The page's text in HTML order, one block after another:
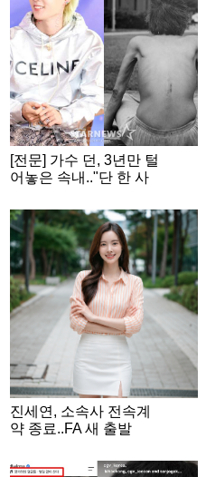
[전문] 가수 던, 3년만 털
어놓은 속내.."단 한 사
진세연, 소속사 전속계
약 종료..FA 새 출발